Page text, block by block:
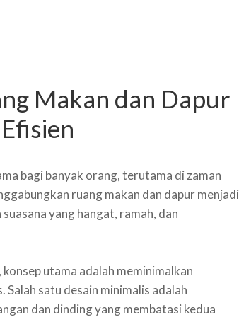
Makan dan Dapur
bagi banyak orang, terutama di zaman
ruang makan dan dapur menjadi
yang hangat, ramah, dan
utama adalah meminimalkan
satu desain minimalis adalah
dan dinding yang membatasi kedua